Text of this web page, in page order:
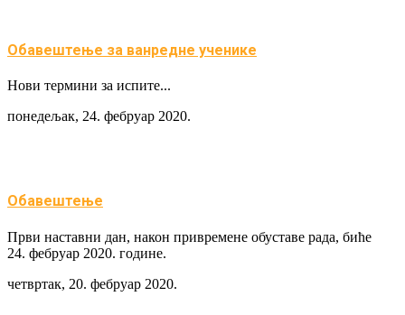
Обавештење за ванредне ученике
Нови термини за испите...
понедељак, 24. фебруар 2020.
Обавештење
Први наставни дан, након привремене обуставе рада, биће
24. фебруар 2020. године.
четвртак, 20. фебруар 2020.